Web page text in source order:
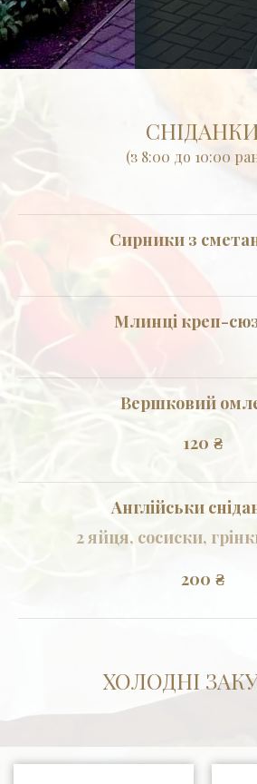
(з 8:00 до 10:00
Сирники з
Млинці креп-
Вершковий
120 ₴
Англійськи
2 яйця, сосиски,
200 ₴
ХОЛОДНІ